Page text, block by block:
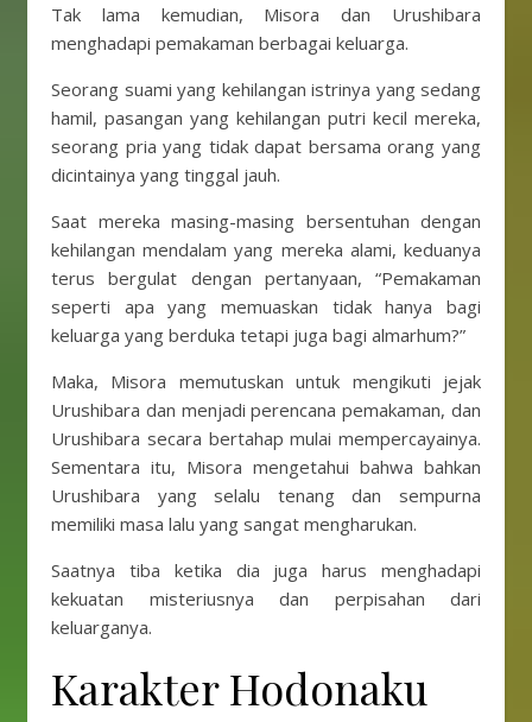
Tak lama kemudian, Misora ​​dan Urushibara
menghadapi pemakaman berbagai keluarga.
Seorang suami yang kehilangan istrinya yang sedang
hamil, pasangan yang kehilangan putri kecil mereka,
seorang pria yang tidak dapat bersama orang yang
dicintainya yang tinggal jauh.
Saat mereka masing-masing bersentuhan dengan
kehilangan mendalam yang mereka alami, keduanya
terus bergulat dengan pertanyaan, “Pemakaman
seperti apa yang memuaskan tidak hanya bagi
keluarga yang berduka tetapi juga bagi almarhum?”
Maka, Misora ​​memutuskan untuk mengikuti jejak
Urushibara dan menjadi perencana pemakaman, dan
Urushibara secara bertahap mulai mempercayainya.
Sementara itu, Misora ​​mengetahui bahwa bahkan
Urushibara yang selalu tenang dan sempurna
memiliki masa lalu yang sangat mengharukan.
Saatnya tiba ketika dia juga harus menghadapi
kekuatan misteriusnya dan perpisahan dari
keluarganya.
Karakter Hodonaku